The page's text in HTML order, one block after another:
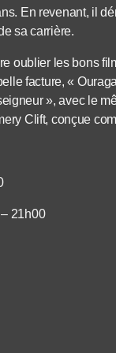
En revenant, il
sa carrière.
oublier les bons
facture, «
», avec le
Clift, conçue
21h00